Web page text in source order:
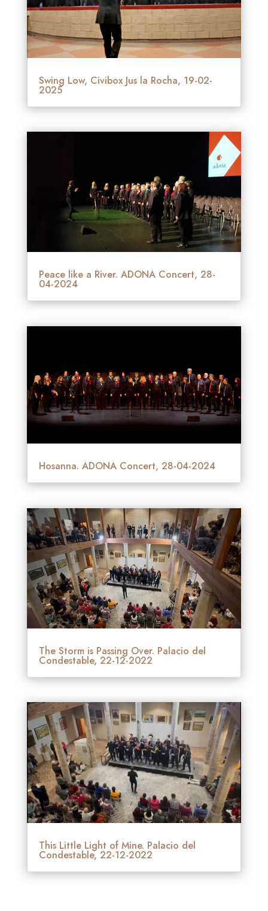
Swing Low, Civibox Jus la Rocha, 19-02-
2025
Peace like a River. ADONA Concert, 28-
04-2024
Hosanna. ADONA Concert, 28-04-2024
The Storm is Passing Over. Palacio del
Condestable, 22-12-2022
This Little Light of Mine. Palacio del
Condestable, 22-12-2022